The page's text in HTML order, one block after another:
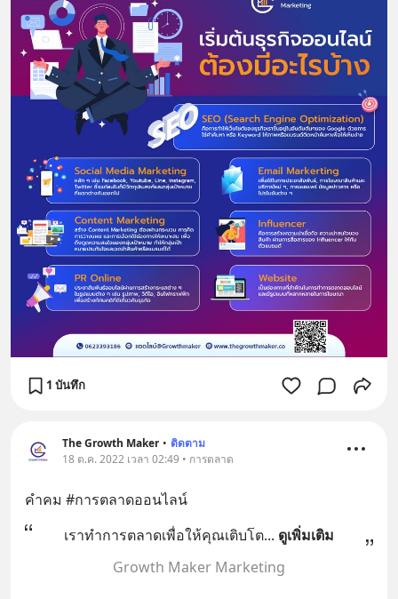
1 บันทึก
The Growth Maker • ติดตาม
18 ต.ค. 2022 เวลา 02:49 • การตลาด
คำคม #การตลาดออนไลน์
เราทำการตลาดเพื่อให้คุณเติบโต... ดูเพิ่มเติม
Growth Maker Marketing